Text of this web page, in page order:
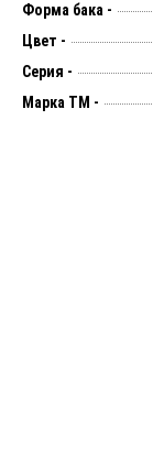
Форма бака -
Цвет -
Серия -
Марка ТМ -